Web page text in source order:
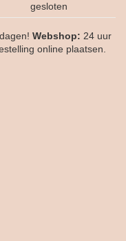
gesloten
Webshop: 24 uur
online plaatsen.